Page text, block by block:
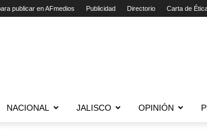
publicar en AFmedios Publicidad Directorio Carta de
NACIONAL JALISCO OPINIÓN